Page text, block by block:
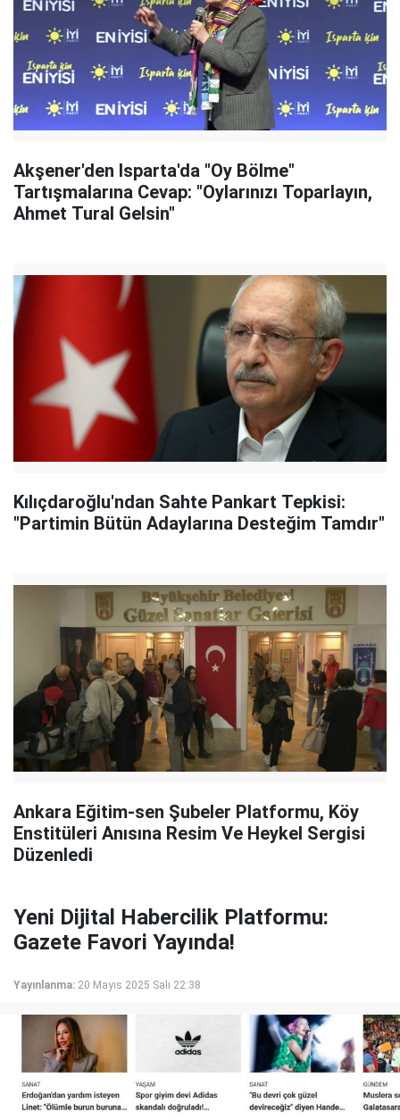
Akşener'den Isparta'da "Oy Bölme"
Tartışmalarına Cevap: "Oylarınızı Toparlayın,
Ahmet Tural Gelsin"
Kılıçdaroğlu'ndan Sahte Pankart Tepkisi:
"Partimin Bütün Adaylarına Desteğim Tamdır"
Ankara Eğitim-sen Şubeler Platformu, Köy
Enstitüleri Anısına Resim Ve Heykel Sergisi
Düzenledi
Yeni Dijital Habercilik Platformu:
Gazete Favori Yayında!
Yayınlanma: 20 Mayıs 2025 Salı 22:38